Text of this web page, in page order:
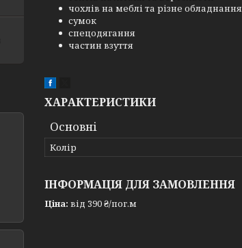
чохлів на меблі та різне обладнання
сумок
спецодягання
частин взуття
ХАРАКТЕРИСТИКИ
Основні
Колір
ІНФОРМАЦІЯ ДЛЯ ЗАМОВЛЕННЯ
Ціна: від 390 ₴/пог.м